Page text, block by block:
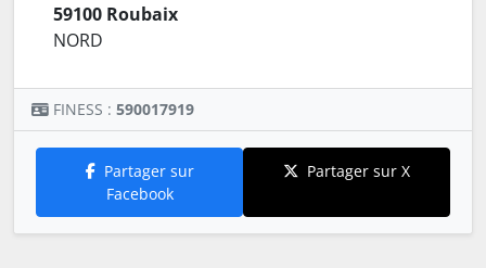
59100 Roubaix
NORD
FINESS : 590017919
Partager sur
Facebook
Partager sur X